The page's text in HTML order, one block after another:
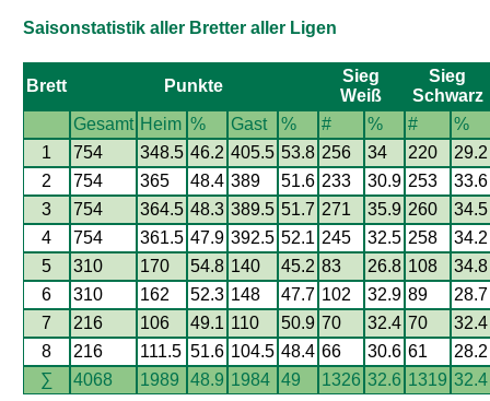
Saisonstatistik aller Bretter aller Ligen
Brett Punkte
Sieg
Weiß
Sieg
Schwarz
Gesamt Heim % Gast % # % #
%
1
754 348.5 46.2 405.5 53.8 256 34 220
29.2
2
754 365 48.4 389 51.6 233 30.9 253
33.6
3
754 364.5 48.3 389.5 51.7 271 35.9 260
34.5
4
754 361.5 47.9 392.5 52.1 245 32.5 258
34.2
5
310 170 54.8 140 45.2 83 26.8 108
34.8
6
310 162 52.3 148 47.7 102 32.9 89
28.7
7
216 106 49.1 110 50.9 70 32.4 70
32.4
8
216 111.5 51.6 104.5 48.4 66 30.6 61
28.2
∑
4068 1989 48.9 1984 49 1326 32.6 1319 32.4